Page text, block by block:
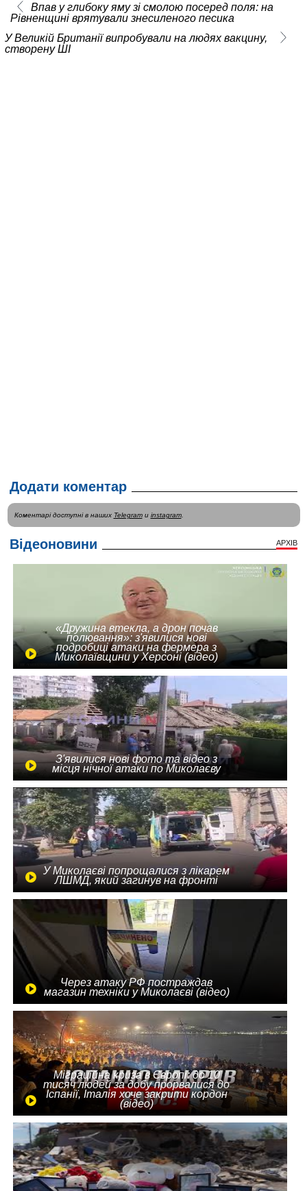
Впав у глибоку яму зі смолою посеред поля: на
Рівненщині врятували знесиленого песика
У Великій Британії випробували на людях вакцину,
створену ШІ
Додати коментар
Коментарі доступні в наших Telegramи instagram.
Відеоновини АРХІВ
«Дружина втекла, а дрон почав
полювання»: з'явилися нові
подробиці атаки на фермера з
Миколаївщини у Херсоні (відео)
З'явилися нові фото та відео з
місця нічної атаки по Миколаєву
У Миколаєві попрощалися з лікарем
ЛШМД, який загинув на фронті
Через атаку РФ постраждав
магазин техніки у Миколаєві (відео)
Міграційна криза в Європі: до 10
тисяч людей за добу прорвалися до
Іспанії, Італія хоче закрити кордон
(відео)